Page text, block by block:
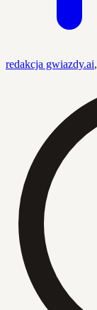
redakcja gwiazdy.ai,